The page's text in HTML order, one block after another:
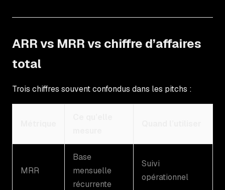
ARR vs MRR vs chiffre d’affaires
total
Trois chiffres souvent confondus dans les pitchs :
MRR
Base
mensuelle
récurrente
Suivi
opérationnel